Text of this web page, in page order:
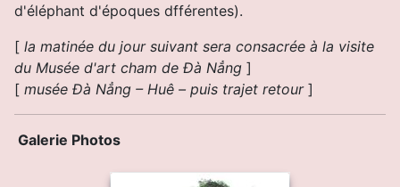
d'éléphant d'époques dfférentes).
[ la matinée du jour suivant sera consacrée à la visite
du Musée d'art cham de Ðà Nẳng ]
[ musée Ðà Nẳng – Huê – puis trajet retour]
Galerie Photos